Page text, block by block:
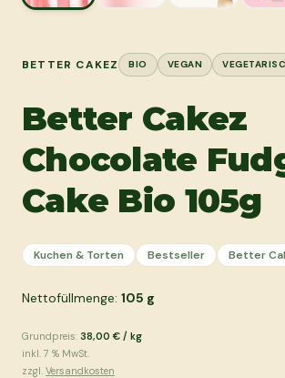
BETTER CAKEZ BIO VEGAN
Better Cakez
Chocolate
Cake Bio 105g
Kuchen & Torten Bestseller Better
Nettofüllmenge: 105 g
Grundpreis: 38,00 € / kg
inkl. 7 % MwSt.
zzgl. Versandkosten